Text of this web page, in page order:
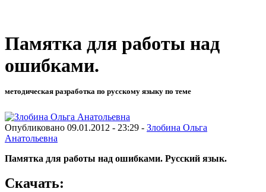
Памятка для работы над
ошибками.
методическая разработка по русскому языку по теме
Опубликовано 09.01.2012 - 23:29 - Злобина Ольга
Анатольевна
Памятка для работы над ошибками. Русский язык.
Скачать: